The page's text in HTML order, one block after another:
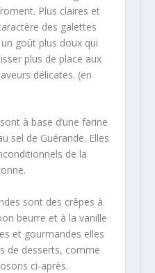
Plus claires et
des galettes
goût plus doux qui
plus de place aux
délicates. (en
à base d’une farine
sel de Guérande. Elles
de la
sont des crêpes à
beurre et à la vanille
et gourmandes elles
de desserts, comme
ci-après.